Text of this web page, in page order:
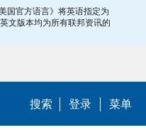
国官方语言》将英语指定为
文版本均为所有联邦资讯的
搜索 登录 菜单